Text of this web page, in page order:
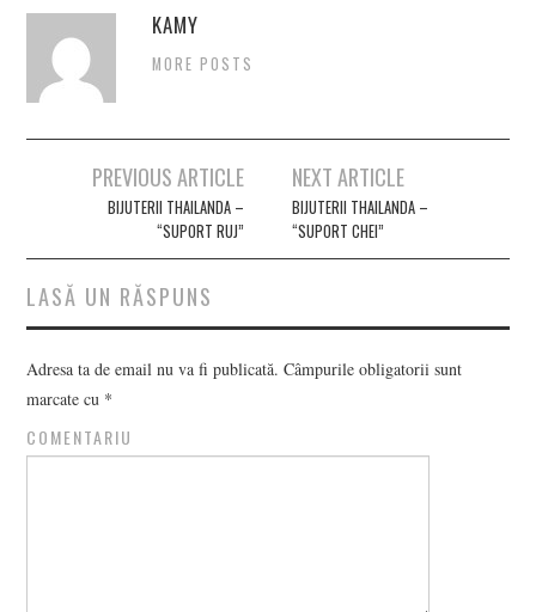
KAMY
MORE POSTS
navigation
PREVIOUS ARTICLE
BIJUTERII THAILANDA –
“SUPORT RUJ”
NEXT ARTICLE
BIJUTERII THAILANDA –
“SUPORT CHEI”
LASĂ UN RĂSPUNS
Adresa ta de email nu va fi publicată. Câmpurile obligatorii sunt
marcate cu *
COMENTARIU